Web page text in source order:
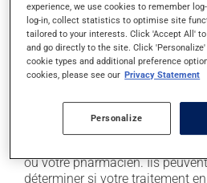
il peut causer des ulcères et
bouche;
il peut causer de la diarrhée;
il peut entraîner une irritation
Chaque personne peut réagir
traitement. Si vous croyez que
d'un problème qui vous
ou votre pharmacien. Ils
déterminer si votre traitement
experience, we use cookies to remember
log-in, collect statistics to optimise site
tailored to your interests. Click 'Accept All'
and go directly to the site. Click
cookie types and additional preference
cookies, please see our Privacy Statement
Personalize